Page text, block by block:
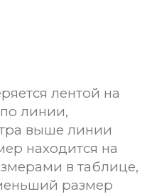
лентой на
линии,
выше линии
находится на
в таблице,
размер